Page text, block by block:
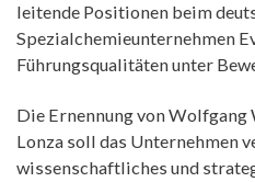
leitende Positionen beim
Spezialchemieunternehmen
Führungsqualitäten unter
Die Ernennung von Wolfgang
Lonza soll das Unternehmen
wissenschaftliches und